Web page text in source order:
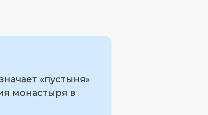
«пустыня»
монастыря в